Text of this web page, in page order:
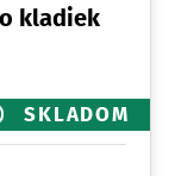
kladiek
SKLADOM